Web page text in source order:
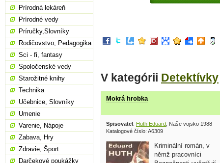
V kategórii Detektívky
Mokrá hrobka
Spisovatel: Huth Eduard , Naše vojsko 1988
Katalogové číslo: A6309
Kriminální román, v
němž pracovníci
Prírodná lekáreň
Prírodné vedy
Príručky,Slovníky
Rodičovstvo, Pedagogika
Sci - fi, fantasy
Spoločenské vedy
Starožitné knihy
Technika
Učebnice, Slovníky
Umenie
Varenie, Nápoje
Zabava, Hry
Zdravie, Šport
Darčekové poukážky